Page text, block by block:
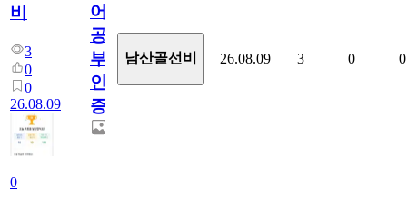
비
3
0
0
26.08.09
0
어
공
부
인
증
남산골선비 26.08.09 3 0 0